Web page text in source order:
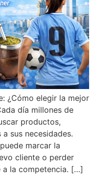
¿Cómo elegir la mejor
día millones de
productos,
sus necesidades.
marcar la
cliente o perder
a la competencia. […]